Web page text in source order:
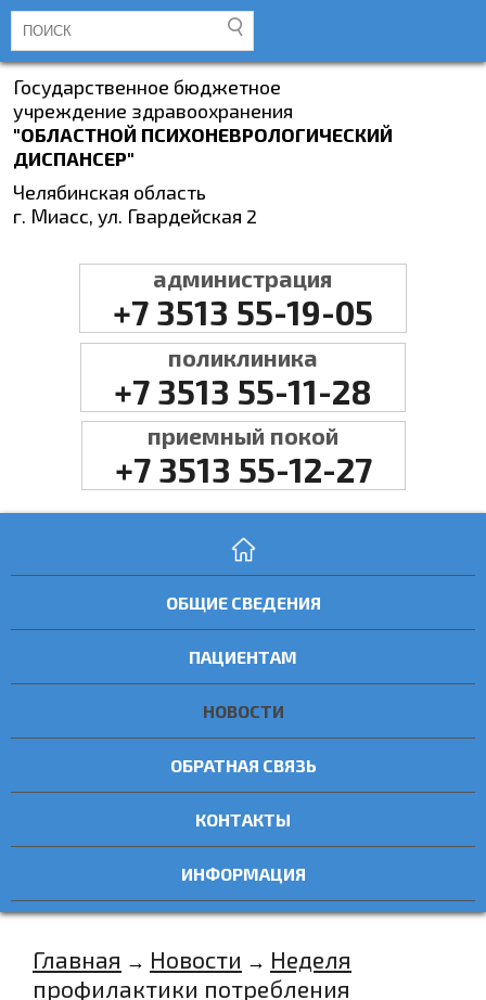
Государственное бюджетное
учреждение здравоохранения
"ОБЛАСТНОЙ ПСИХОНЕВРОЛОГИЧЕСКИЙ
ДИСПАНСЕР"
Челябинская область
г. Миасс, ул. Гвардейская 2
администрация
+7 3513 55-19-05
поликлиника
+7 3513 55-11-28
приемный покой
+7 3513 55-12-27
ОБЩИЕ СВЕДЕНИЯ
ПАЦИЕНТАМ
НОВОСТИ
ОБРАТНАЯ СВЯЗЬ
КОНТАКТЫ
ИНФОРМАЦИЯ
Главная → Новости → Неделя
профилактики потребления